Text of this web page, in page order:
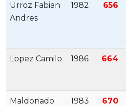
Urroz Fabian
Andres
1982 656
Lopez Camilo 1986 664
Maldonado
1983 670